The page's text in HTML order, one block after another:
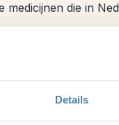
Details
die in